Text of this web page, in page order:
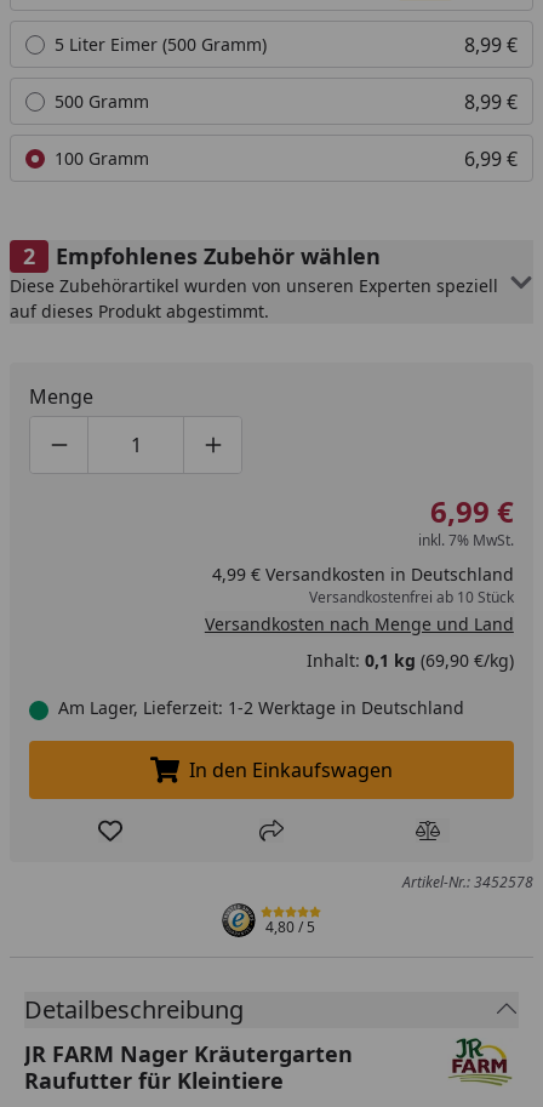
5 Liter Eimer (500 Gramm) 8,99 €
500 Gramm 8,99 €
100 Gramm 6,99 €
Empfohlenes Zubehör wählen
Diese Zubehörartikel wurden von unseren Experten speziell
auf dieses Produkt abgestimmt.
Menge
Produktmenge um eins verringern
Produktmenge manuell eingeben
Produktmenge um eins erhöhen
6,99 €
inkl. 7% MwSt.
4,99 € Versandkosten in Deutschland
Versandkostenfrei ab 10 Stück
Versandkosten nach Menge und Land
Inhalt: 0,1 kg (69,90 €/kg)
Am Lager, Lieferzeit: 1-2 Werktage in Deutschland
In den Einkaufswagen legen
In den Einkaufswagen
Produkt zur Wunschliste hinzufügen
Teilen Produkt
Artikel-Nr.: 3452578
4,80/ 5
Detailbeschreibung
JR FARM Nager Kräutergarten
Raufutter für Kleintiere